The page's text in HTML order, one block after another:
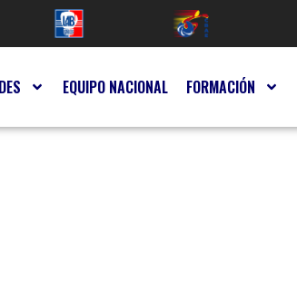
EQUIPO NACIONAL FORMACIÓN